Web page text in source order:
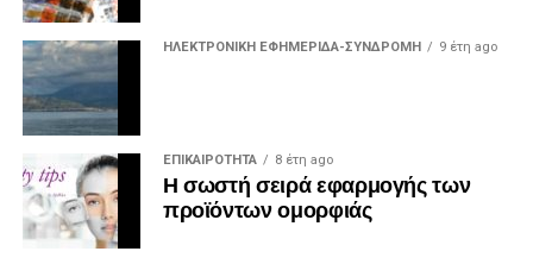
ΗΛΕΚΤΡΟΝΙΚΗ ΕΦΗΜΕΡΙΔΑ-ΣΥΝΔΡΟΜΗ 9 έτη ago
ΕΠΙΚΑΙΡΟΤΗΤΑ 8 έτη ago
Η σωστή σειρά εφαρμογής των
προϊόντων ομορφιάς